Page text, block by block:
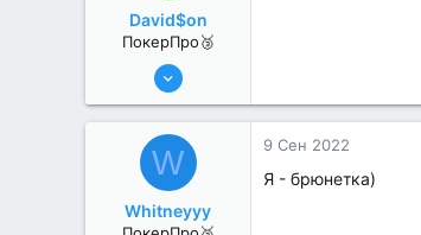
David$on
ПокерПро🥉
17 Авг 2022
1
W
Whitneyyy
9 Сен 2022
Я - брюнетка)